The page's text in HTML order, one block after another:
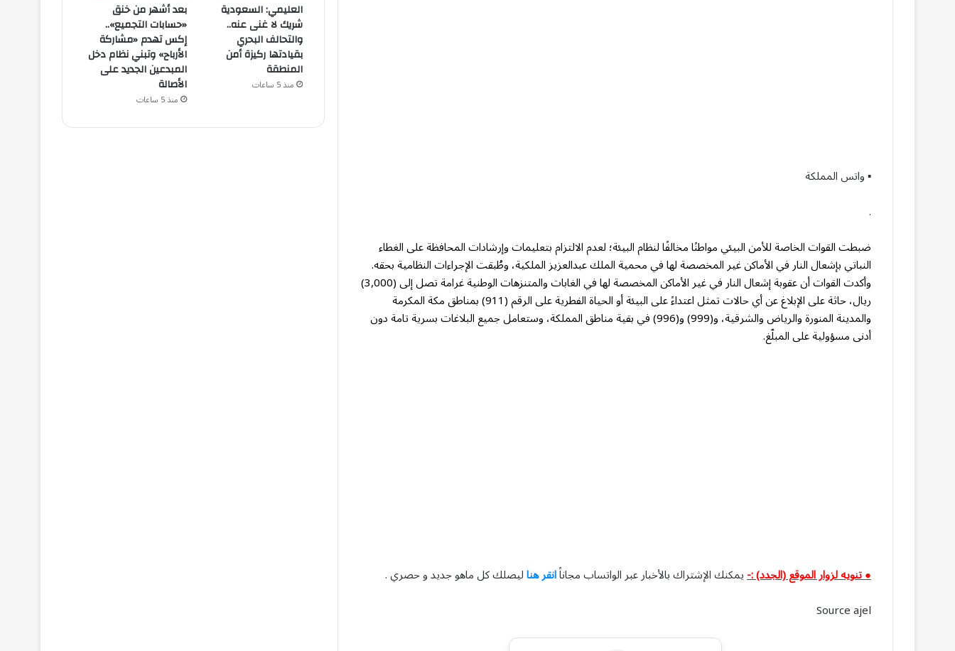
▪︎ واتس المملكة
.
ضبطت القوات الخاصة للأمن البيئي مواطنًا مخالفًا لنظام البيئة؛ لعدم الالتزام بتعليمات وإرشادات المحافظة على الغطاء
النباتي بإشعال النار في الأماكن غير المخصصة لها في محمية الملك عبدالعزيز الملكية، وطُبقت الإجراءات النظامية بحقه.
وأكدت القوات أن عقوبة إشعال النار في غير الأماكن المخصصة لها في الغابات والمتنزهات الوطنية غرامة تصل إلى (3,000)
ريال، حاثة على الإبلاغ عن أي حالات تمثل اعتداءً على البيئة أو الحياة الفطرية على الرقم (911) بمناطق مكة المكرمة
والمدينة المنورة والرياض والشرقية، و(999) و(996) في بقية مناطق المملكة، وستعامل جميع البلاغات بسرية تامة دون
أدنى مسؤولية على المبلّغ.
● تنويه لزوار الموقع (الجدد) :-يمكنك الإشتراك بالأخبار عبر الواتساب مجاناًانقر هناليصلك كل ماهو جديد و حصري .
Source ajel
العليمي: السعودية
شريك لا غنى عنه..
والتحالف البحري
بقيادتها ركيزة أمن
المنطقة
منذ 5 ساعات
بعد أشهر من خنق
«حسابات التجميع»..
إكس تهدم «مشاركة
الأرباح» وتبني نظام دخل
المبدعين الجديد على
الأصالة
منذ 5 ساعات